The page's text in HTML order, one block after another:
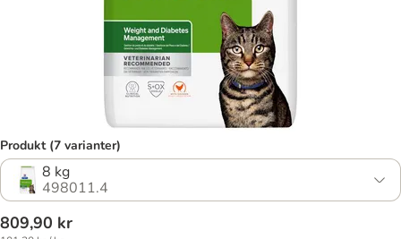
Produkt (7 varianter)
8 kg
498011.4
809,90 kr